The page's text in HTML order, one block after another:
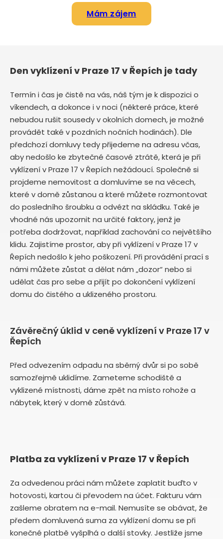
Mám zájem
Den vyklízení v Praze 17 v Řepích je tady
Termín i čas je čistě na vás, náš tým je k dispozici o
víkendech, a dokonce i v noci (některé práce, které
nebudou rušit sousedy v okolních domech, je možné
provádět také v pozdních nočních hodinách). Dle
předchozí domluvy tedy přijedeme na adresu včas,
aby nedošlo ke zbytečné časové ztrátě, která je při
vyklízení v Praze 17 v Řepích nežádoucí. Společně si
projdeme nemovitost a domluvíme se na věcech,
které v domě zůstanou a které můžete rozmontovat
do posledního šroubku a odvézt na skládku. Také je
vhodné nás upozornit na určité faktory, jenž je
potřeba dodržovat, například zachování co největšího
klidu. Zajistíme prostor, aby při vyklízení v Praze 17 v
Řepích nedošlo k jeho poškození. Při provádění prací s
námi můžete zůstat a dělat nám „dozor“ nebo si
udělat čas pro sebe a přijít po dokončení vyklízení
domu do čistého a uklizeného prostoru.
Závěrečný úklid v ceně vyklízení v Praze 17 v
Řepích
Před odvezením odpadu na sběrný dvůr si po sobě
samozřejmě uklidíme. Zameteme schodiště a
vyklizené místnosti, dáme zpět na místo rohože a
nábytek, který v domě zůstává.
Platba za vyklízení v Praze 17 v Řepích
Za odvedenou práci nám můžete zaplatit buďto v
hotovosti, kartou či převodem na účet. Fakturu vám
zašleme obratem na e-mail. Nemusíte se obávat, že
předem domluvená suma za vyklízení domu se při
konečné platbě vyšplhá o další stovky. Jestliže jsme